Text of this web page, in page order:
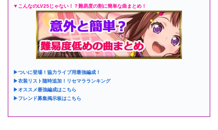
▼こんなのLV25じゃない！？難易度の割に簡単な曲まとめ！
▶ついに登場！協力ライブ用最強編成！
▶衣装リスト随時追加！リセマラランキング
▶オススメ最強編成はこちら
▶フレンド募集掲示板はこちら